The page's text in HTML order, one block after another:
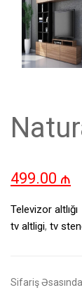
499.00 ₼
Televizor altlığı
tv altligi, tv
Sifariş Əsasında